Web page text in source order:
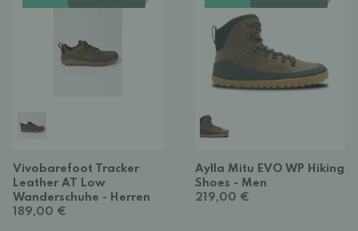
Vivobarefoot Tracker
Leather AT Low
Wanderschuhe - Herren
189,00 €
Aylla Mitu EVO WP Hiking
Shoes - Men
219,00 €